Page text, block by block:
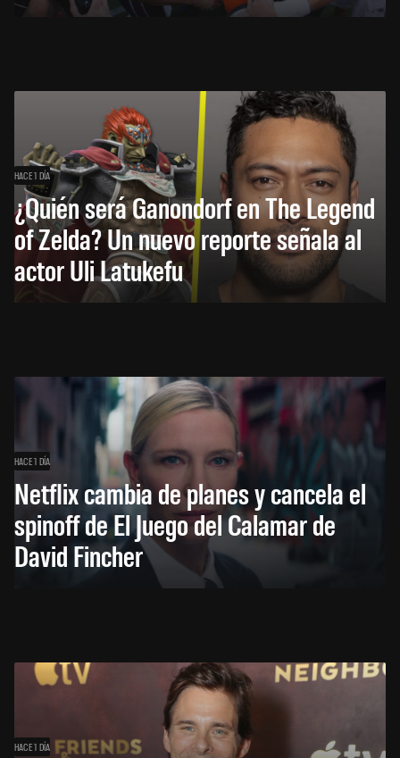
HACE 1 DÍA
¿Quién será Ganondorf en The Legend
of Zelda? Un nuevo reporte señala al
actor Uli Latukefu
HACE 1 DÍA
Netflix cambia de planes y cancela el
spinoff de El Juego del Calamar de
David Fincher
HACE 1 DÍA